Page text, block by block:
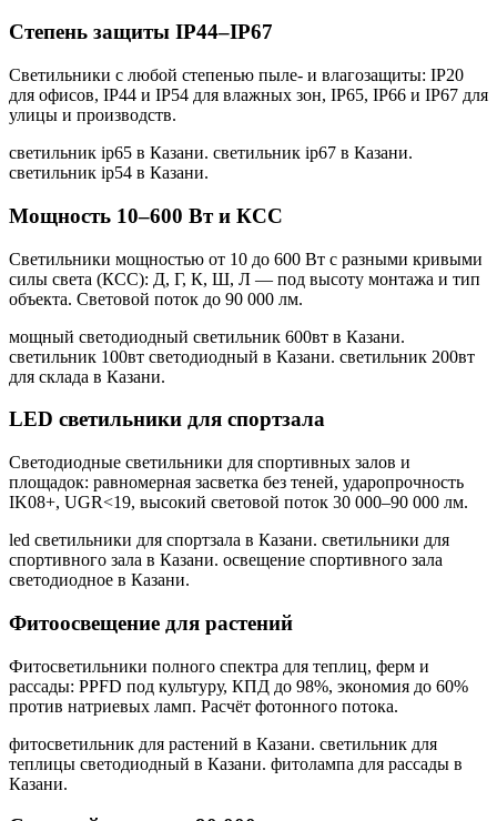
Степень защиты IP44–IP67
Светильники с любой степенью пыле- и влагозащиты: IP20
для офисов, IP44 и IP54 для влажных зон, IP65, IP66 и IP67 для
улицы и производств.
светильник ip65 в Казани. светильник ip67 в Казани.
светильник ip54 в Казани.
Мощность 10–600 Вт и КСС
Светильники мощностью от 10 до 600 Вт с разными кривыми
силы света (КСС): Д, Г, К, Ш, Л — под высоту монтажа и тип
объекта. Световой поток до 90 000 лм.
мощный светодиодный светильник 600вт в Казани.
светильник 100вт светодиодный в Казани. светильник 200вт
для склада в Казани.
LED светильники для спортзала
Светодиодные светильники для спортивных залов и
площадок: равномерная засветка без теней, ударопрочность
IK08+, UGR<19, высокий световой поток 30 000–90 000 лм.
led светильники для спортзала в Казани. светильники для
спортивного зала в Казани. освещение спортивного зала
светодиодное в Казани.
Фитоосвещение для растений
Фитосветильники полного спектра для теплиц, ферм и
рассады: PPFD под культуру, КПД до 98%, экономия до 60%
против натриевых ламп. Расчёт фотонного потока.
фитосветильник для растений в Казани. светильник для
теплицы светодиодный в Казани. фитолампа для рассады в
Казани.